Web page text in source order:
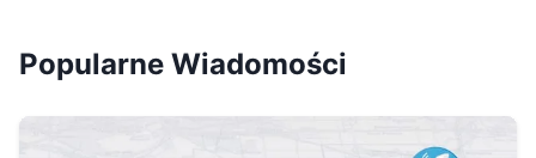
Popularne Wiadomości